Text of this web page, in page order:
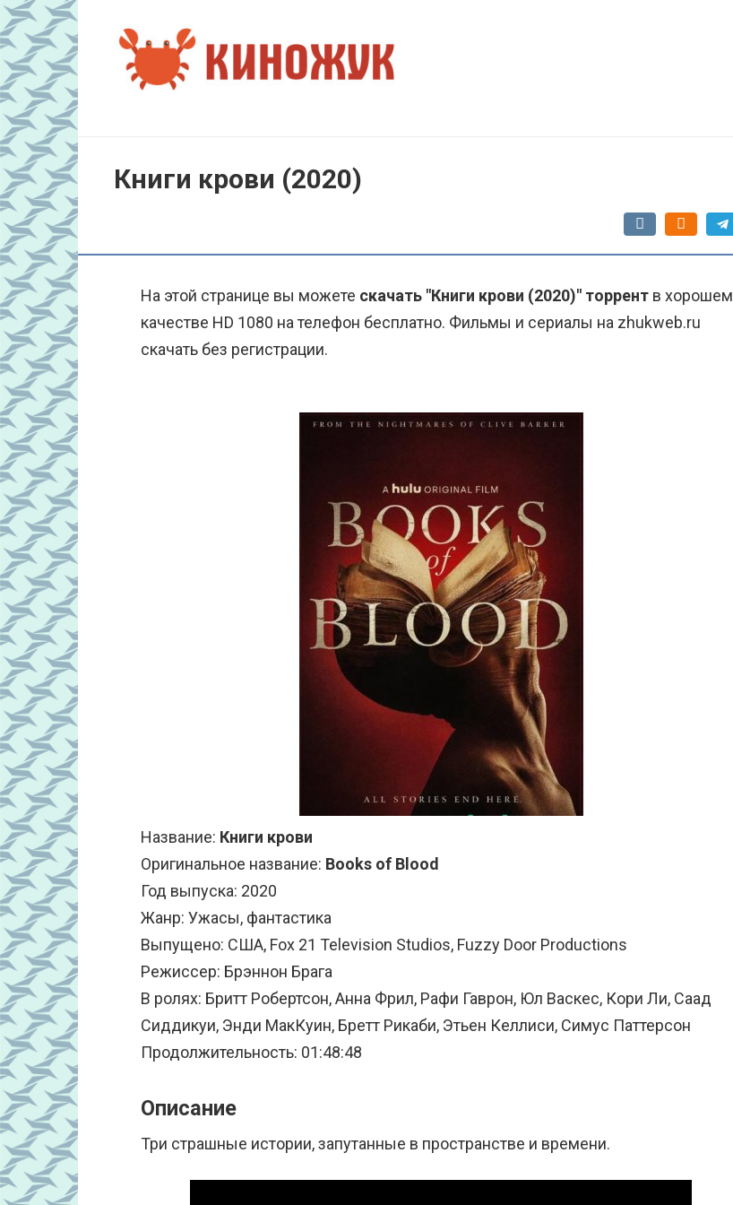
Перейти
к
контенту
Книги крови (2020)
На этой странице вы можете скачать "Книги крови (2020)" торрент в хорошем
качестве HD 1080 на телефон бесплатно. Фильмы и сериалы на zhukweb.ru
скачать без регистрации.
Название: Книги крови
Оригинальное название: Books of Blood
Год выпуска: 2020
Жанр: Ужасы, фантастика
Выпущено: США, Fox 21 Television Studios, Fuzzy Door Productions
Режиссер: Брэннон Брага
В ролях: Бритт Робертсон, Анна Фрил, Рафи Гаврон, Юл Васкес, Кори Ли, Саад
Сиддикуи, Энди МакКуин, Бретт Рикаби, Этьен Келлиси, Симус Паттерсон
Продолжительность: 01:48:48
Описание
Три страшные истории, запутанные в пространстве и времени.